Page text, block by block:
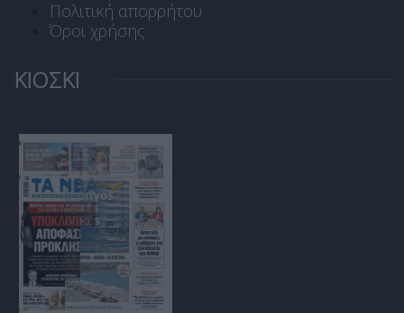
Πολιτική απορρήτου
Όροι χρήσης
ΚΙΟΣΚΙ